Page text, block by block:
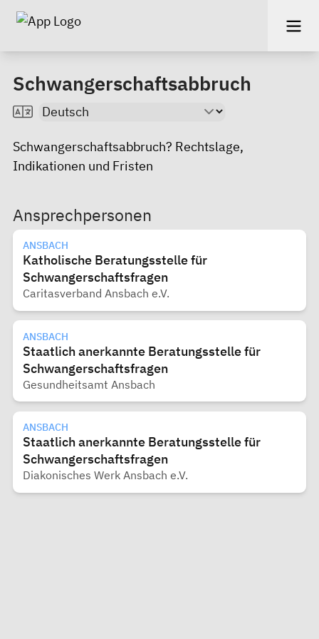
Schwangerschaftsabbruch
Schwangerschaftsabbruch? Rechtslage,
Indikationen und Fristen
Ansprechpersonen
ANSBACH
Katholische Beratungsstelle für
Schwangerschaftsfragen
Caritasverband Ansbach e.V.
ANSBACH
Staatlich anerkannte Beratungsstelle für
Schwangerschaftsfragen
Gesundheitsamt Ansbach
ANSBACH
Staatlich anerkannte Beratungsstelle für
Schwangerschaftsfragen
Diakonisches Werk Ansbach e.V.